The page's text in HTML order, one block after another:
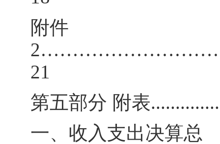
附件
21
第五部分 附表
一、收入支出决算总